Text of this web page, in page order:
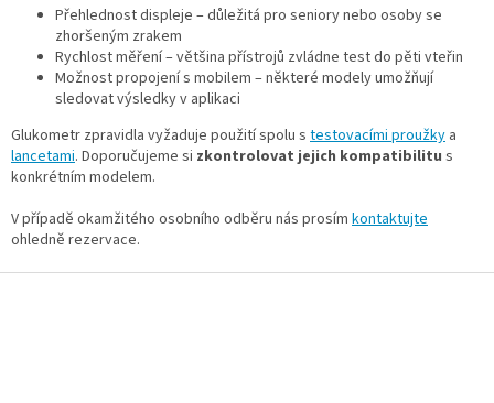
v
y
v
i
s
Přehlednost displeje – důležitá pro seniory nebo osoby se
zhoršeným zrakem
Rychlost měření – většina přístrojů zvládne test do pěti vteřin
Možnost propojení s mobilem – některé modely umožňují
sledovat výsledky v aplikaci
Glukometr zpravidla vyžaduje použití spolu s testovacími proužky a
lancetami. Doporučujeme si zkontrolovat jejich kompatibilitu s
konkrétním modelem.
V případě okamžitého osobního odběru nás prosím kontaktujte
ohledně rezervace.